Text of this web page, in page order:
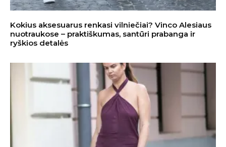
Kokius aksesuarus renkasi vilniečiai? Vinco Alesiaus
nuotraukose – praktiškumas, santūri prabanga ir
ryškios detalės